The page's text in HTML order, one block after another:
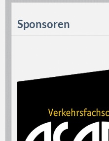
Sponsoren